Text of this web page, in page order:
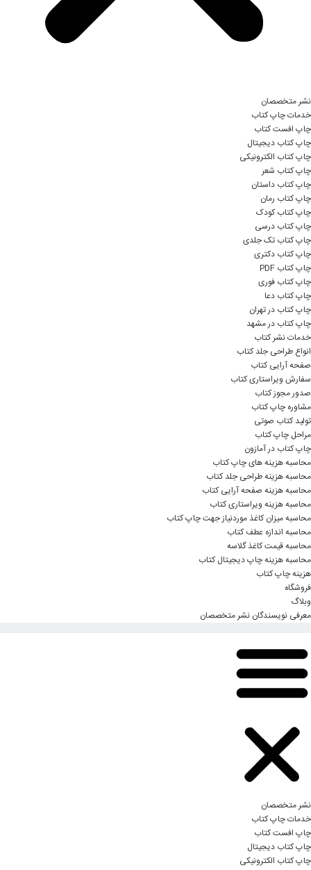
نشر متخصصان
خدمات چاپ کتاب
چاپ افست کتاب
چاپ کتاب دیجیتال
چاپ کتاب الکترونیکی
چاپ کتاب شعر
چاپ کتاب داستان
چاپ کتاب رمان
چاپ کتاب کودک
چاپ کتاب درسی
چاپ کتاب تک جلدی
چاپ کتاب دکتری
چاپ کتاب PDF
چاپ کتاب فوری
چاپ کتاب دعا
چاپ کتاب در تهران
چاپ کتاب در مشهد
خدمات نشر کتاب
انواع طراحی جلد کتاب
صفحه آرایی کتاب
سفارش ویراستاری کتاب
صدور مجوز کتاب
مشاوره چاپ کتاب
تولید کتاب صوتی
مراحل چاپ کتاب
چاپ کتاب در آمازون
محاسبه هزینه های چاپ کتاب
محاسبه هزینه طراحی جلد کتاب
محاسبه هزینه صفحه آرایی کتاب
محاسبه هزینه ویراستاری کتاب
محاسبه میزان کاغذ موردنیاز جهت چاپ کتاب
محاسبه اندازه عطف کتاب
محاسبه قیمت کاغذ گلاسه
محاسبه هزینه چاپ دیجیتال کتاب
هزینه چاپ کتاب
فروشگاه
وبلاگ
معرفی نویسندگان نشر متخصصان
نشر متخصصان
خدمات چاپ کتاب
چاپ افست کتاب
چاپ کتاب دیجیتال
چاپ کتاب الکترونیکی